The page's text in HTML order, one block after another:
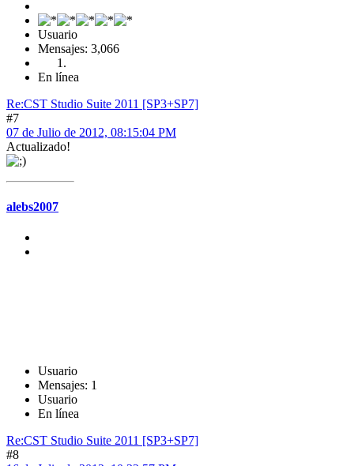
Usuario
Mensajes: 3,066
En línea
Re:CST Studio Suite 2011 [SP3+SP7]
#7
07 de Julio de 2012, 08:15:04 PM
Actualizado!
alebs2007
Usuario
Mensajes: 1
Usuario
En línea
Re:CST Studio Suite 2011 [SP3+SP7]
#8